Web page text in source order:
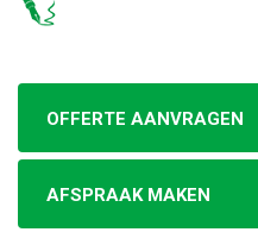
OFFERTE AANVRAGEN
AFSPRAAK MAKEN